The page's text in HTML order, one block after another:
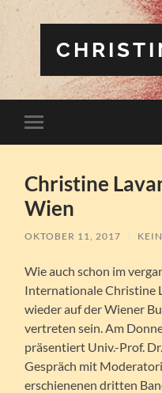
Mobile-
Menü
Christine
Wien
OKTOBER 11, 2017 /
Wie auch schon im
Internationale Christine
wieder auf der Wiener
vertreten sein. Am
präsentiert Univ.-Prof.
Gespräch mit
erschienenen dritten